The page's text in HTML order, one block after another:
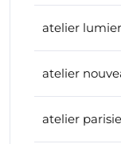
atelier
atelier
atelier